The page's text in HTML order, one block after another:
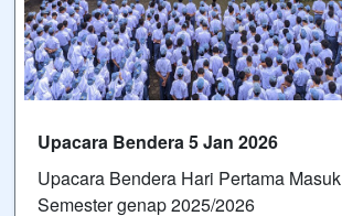
Upacara Bendera 5 Jan 2026
Upacara Bendera Hari Pertama Masuk
Semester genap 2025/2026